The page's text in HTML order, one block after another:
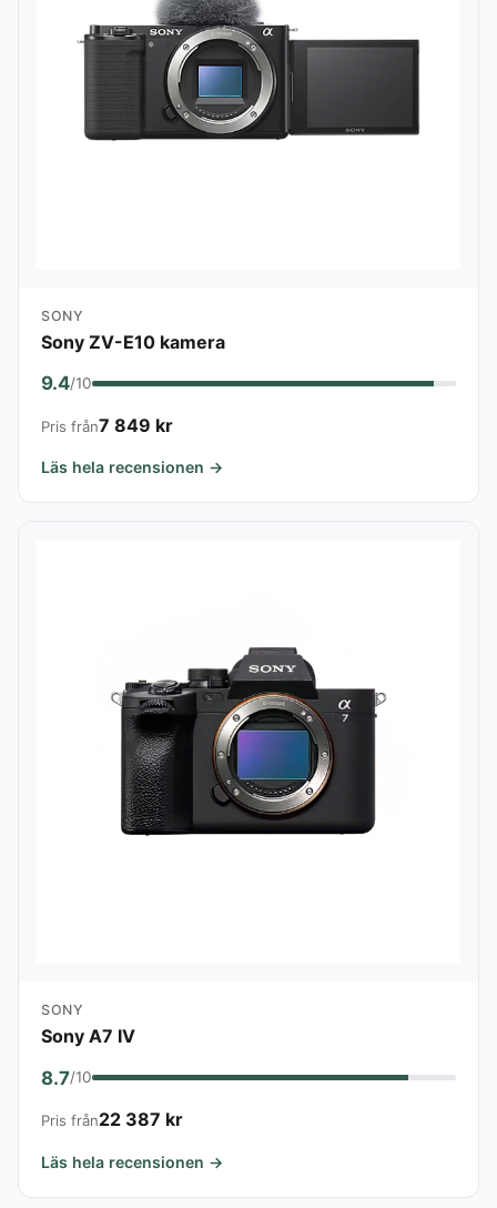
SONY
Sony ZV-E10 kamera
9.4/10
Pris från7 849 kr
Läs hela recensionen →
SONY
Sony A7 IV
8.7/10
Pris från22 387 kr
Läs hela recensionen →